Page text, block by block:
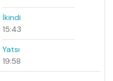
İkindi
15:43
Yatsı
19:58